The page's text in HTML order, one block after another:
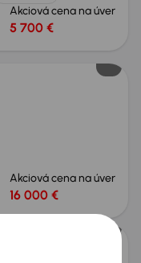
Akciová cena na úver
5 700 €
Akciová cena na úver
16 000 €